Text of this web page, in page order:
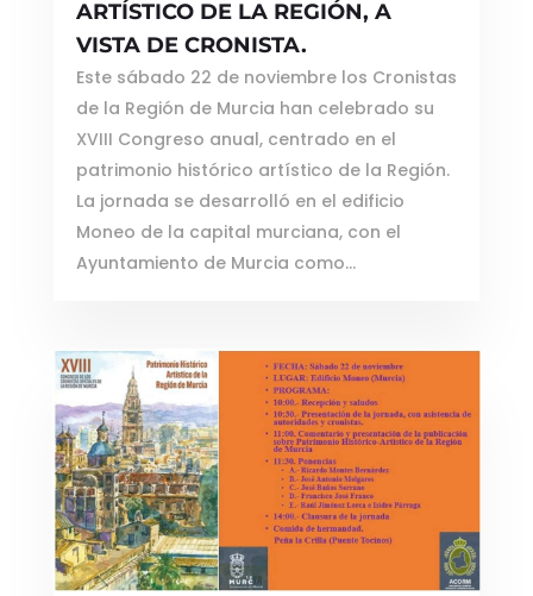
ARTÍSTICO DE LA REGIÓN, A
VISTA DE CRONISTA.
Este sábado 22 de noviembre los Cronistas
de la Región de Murcia han celebrado su
XVIII Congreso anual, centrado en el
patrimonio histórico artístico de la Región.
La jornada se desarrolló en el edificio
Moneo de la capital murciana, con el
Ayuntamiento de Murcia como...